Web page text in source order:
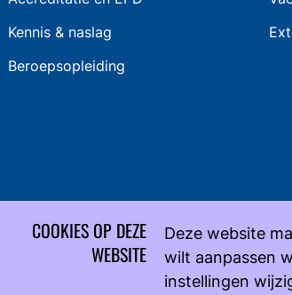
Kennis & naslag
Beroepsopleiding
COOKIES OP DEZE
WEBSITE
Deze website
wilt aanpassen
instellingen